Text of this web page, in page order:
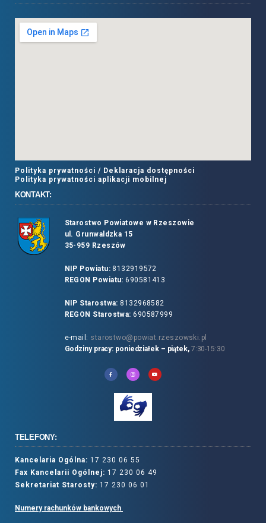
Polityka prywatności / Deklaracja dostępności
Polityka prywatności aplikacji mobilnej
KONTAKT:
Starostwo Powiatowe w Rzeszowie
ul. Grunwaldzka 15
35-959 Rzeszów
NIP Powiatu:8132919572
REGON Powiatu: 690581413
NIP Starostwa: 8132968582
REGON Starostwa: 690587999
e-mail: starostwo@powiat.rzeszowski.pl
Godziny pracy: poniedziałek – piątek, 7:30-15:30
TELEFONY:
Kancelaria Ogólna: 17 230 06 55
Fax Kancelarii Ogólnej: 17 230 06 49
Sekretariat Starosty: 17 230 06 01
Numery rachunków bankowych